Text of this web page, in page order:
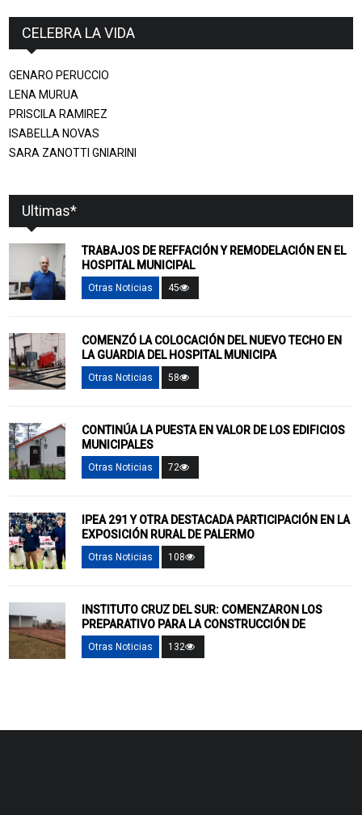
CELEBRA LA VIDA
GENARO PERUCCIO
LENA MURUA
PRISCILA RAMIREZ
ISABELLA NOVAS
SARA ZANOTTI GNIARINI
Ultimas*
TRABAJOS DE REFFACIÓN Y REMODELACIÓN EN EL
HOSPITAL MUNICIPAL
Otras Noticias 45
COMENZÓ LA COLOCACIÓN DEL NUEVO TECHO EN
LA GUARDIA DEL HOSPITAL MUNICIPA
Otras Noticias 58
CONTINÚA LA PUESTA EN VALOR DE LOS EDIFICIOS
MUNICIPALES
Otras Noticias 72
IPEA 291 Y OTRA DESTACADA PARTICIPACIÓN EN LA
EXPOSICIÓN RURAL DE PALERMO
Otras Noticias 108
INSTITUTO CRUZ DEL SUR: COMENZARON LOS
PREPARATIVO PARA LA CONSTRUCCIÓN DE
Otras Noticias 132